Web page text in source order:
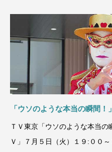
「ウソのような本当の瞬間
ＴＶ東京「ウソのような本当
Ｖ」７月５日（火）１９:００